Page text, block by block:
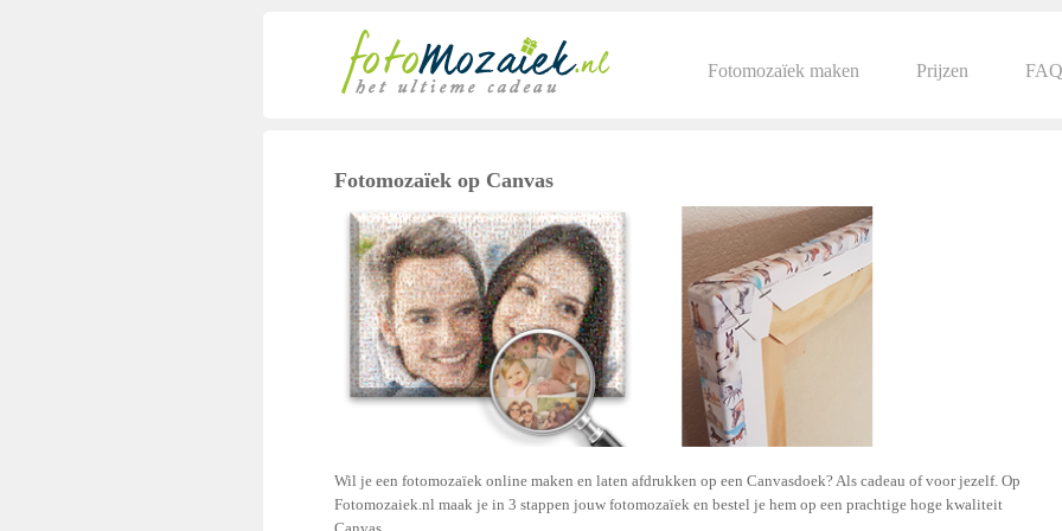
Fotomozaïek maken Prijzen FAQ
Fotomozaïek op Canvas
Wil je een fotomozaïek online maken en laten afdrukken op een Canvasdoek? Als cadeau of voor jezelf. Op
Fotomozaiek.nl maak je in 3 stappen jouw fotomozaïek en bestel je hem op een prachtige hoge kwaliteit